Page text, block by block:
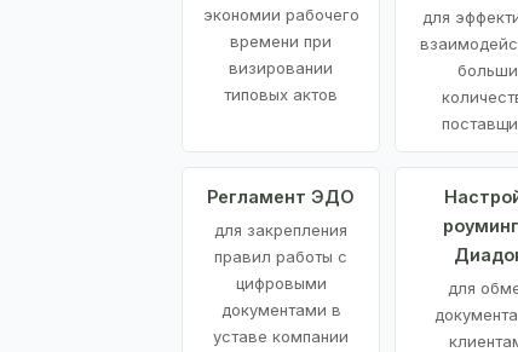
экономии рабочего
времени при
визировании
типовых актов
для
Регламент ЭДО
для закрепления
правил работы с
цифровыми
документами в
уставе компании
для